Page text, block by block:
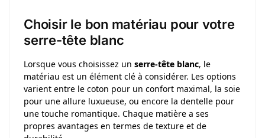
Choisir le bon matériau pour votre
serre-tête blanc
Lorsque vous choisissez un serre-tête blanc, le
matériau est un élément clé à considérer. Les options
varient entre le coton pour un confort maximal, la soie
pour une allure luxueuse, ou encore la dentelle pour
une touche romantique. Chaque matière a ses
propres avantages en termes de texture et de